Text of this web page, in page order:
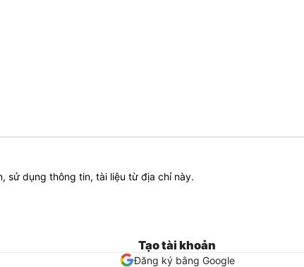
sử dụng thông tin, tài liệu từ địa chỉ này.
Tạo tài khoản
Đăng ký bằng Google